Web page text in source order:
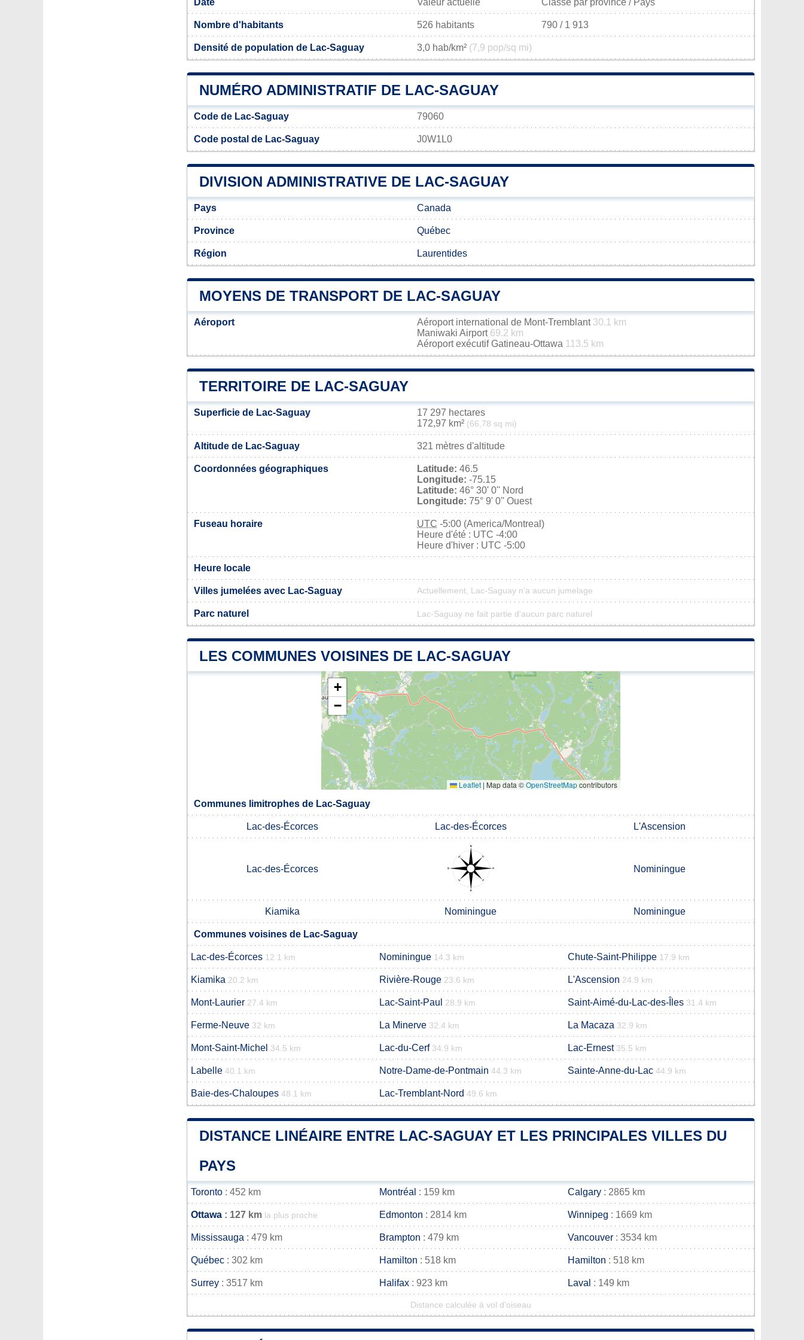
Date Valeur actuelle Classé par province / Pays
Nombre d'habitants 526 habitants 790 / 1 913
Densité de population de Lac-Saguay 3,0 hab/km² (7,9 pop/sq mi)
NUMÉRO ADMINISTRATIF DE LAC-SAGUAY
Code de Lac-Saguay 79060
Code postal de Lac-Saguay J0W1L0
DIVISION ADMINISTRATIVE DE LAC-SAGUAY
Pays Canada
Province Québec
Région Laurentides
MOYENS DE TRANSPORT DE LAC-SAGUAY
Aéroport Aéroport international de Mont-Tremblant 30.1 km
Maniwaki Airport 69.2 km
Aéroport exécutif Gatineau-Ottawa 113.5 km
TERRITOIRE DE LAC-SAGUAY
Superficie de Lac-Saguay
17 297 hectares
172,97 km² (66,78 sq mi)
Altitude de Lac-Saguay 321 mètres d'altitude
Coordonnées géographiques Latitude: 46.5
Longitude: -75.15
Latitude: 46° 30' 0'' Nord
Longitude: 75° 9' 0'' Ouest
Fuseau horaire UTC -5:00 (America/Montreal)
Heure d'été : UTC -4:00
Heure d'hiver : UTC -5:00
Heure locale
Villes jumelées avec Lac-Saguay Actuellement, Lac-Saguay n'a aucun jumelage
Parc naturel Lac-Saguay ne fait partie d'aucun parc naturel
LES COMMUNES VOISINES DE LAC-SAGUAY
+
−
Leaflet | Map data ©OpenStreetMapcontributors
Communes limitrophes de Lac-Saguay
Lac-des-Écorces Lac-des-Écorces L'Ascension
Lac-des-Écorces Nominingue
Kiamika Nominingue Nominingue
Communes voisines de Lac-Saguay
Lac-des-Écorces 12.1 km Nominingue 14.3 km Chute-Saint-Philippe 17.9 km
Kiamika 20.2 km Rivière-Rouge 23.6 km L'Ascension 24.9 km
Mont-Laurier 27.4 km Lac-Saint-Paul 28.9 km Saint-Aimé-du-Lac-des-Îles 31.4 km
Ferme-Neuve 32 km La Minerve 32.4 km La Macaza 32.9 km
Mont-Saint-Michel 34.5 km Lac-du-Cerf 34.9 km Lac-Ernest 35.5 km
Labelle 40.1 km Notre-Dame-de-Pontmain 44.3 km Sainte-Anne-du-Lac 44.9 km
Baie-des-Chaloupes 48.1 km Lac-Tremblant-Nord 49.6 km
DISTANCE LINÉAIRE ENTRE LAC-SAGUAY ET LES PRINCIPALES VILLES DU
PAYS
Toronto : 452 km Montréal : 159 km Calgary : 2865 km
Ottawa : 127 km la plus proche Edmonton : 2814 km Winnipeg : 1669 km
Mississauga : 479 km Brampton : 479 km Vancouver : 3534 km
Québec : 302 km Hamilton : 518 km Hamilton : 518 km
Surrey : 3517 km Halifax : 923 km Laval : 149 km
Distance calculée à vol d'oiseau